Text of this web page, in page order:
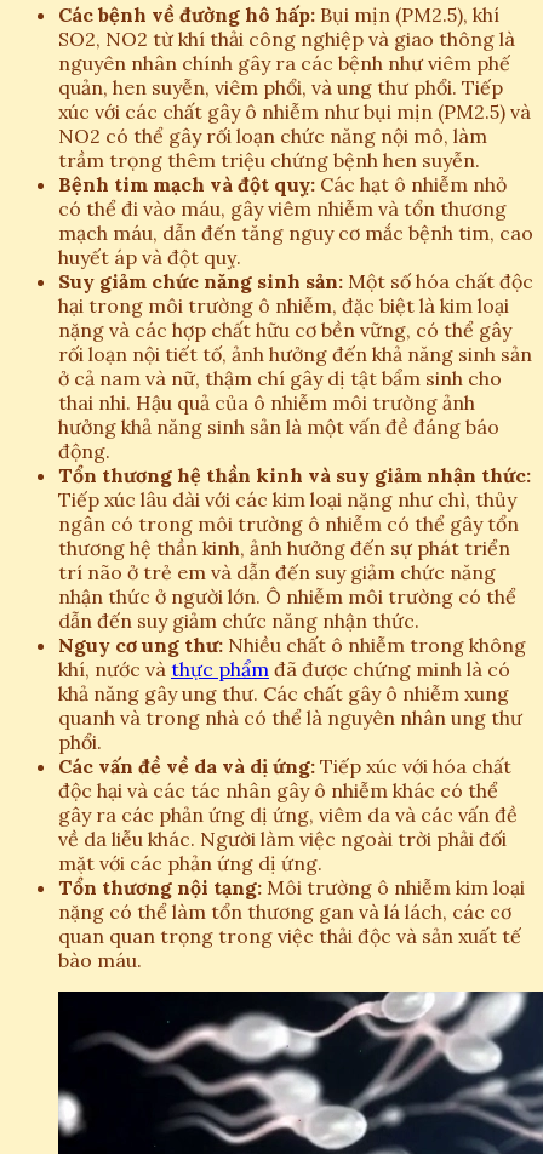
Các bệnh về đường hô hấp: Bụi mịn (PM2.5), khí
SO2, NO2 từ khí thải công nghiệp và giao thông là
nguyên nhân chính gây ra các bệnh như viêm phế
quản, hen suyễn, viêm phổi, và ung thư phổi. Tiếp
xúc với các chất gây ô nhiễm như bụi mịn (PM2.5) và
NO2 có thể gây rối loạn chức năng nội mô, làm
trầm trọng thêm triệu chứng bệnh hen suyễn.
Bệnh tim mạch và đột quỵ: Các hạt ô nhiễm nhỏ
có thể đi vào máu, gây viêm nhiễm và tổn thương
mạch máu, dẫn đến tăng nguy cơ mắc bệnh tim, cao
huyết áp và đột quỵ.
Suy giảm chức năng sinh sản: Một số hóa chất độc
hại trong môi trường ô nhiễm, đặc biệt là kim loại
nặng và các hợp chất hữu cơ bền vững, có thể gây
rối loạn nội tiết tố, ảnh hưởng đến khả năng sinh sản
ở cả nam và nữ, thậm chí gây dị tật bẩm sinh cho
thai nhi. Hậu quả của ô nhiễm môi trường ảnh
hưởng khả năng sinh sản là một vấn đề đáng báo
động.
Tổn thương hệ thần kinh và suy giảm nhận thức:
Tiếp xúc lâu dài với các kim loại nặng như chì, thủy
ngân có trong môi trường ô nhiễm có thể gây tổn
thương hệ thần kinh, ảnh hưởng đến sự phát triển
trí não ở trẻ em và dẫn đến suy giảm chức năng
nhận thức ở người lớn. Ô nhiễm môi trường có thể
dẫn đến suy giảm chức năng nhận thức.
Nguy cơ ung thư: Nhiều chất ô nhiễm trong không
khí, nước và thực phẩm đã được chứng minh là có
khả năng gây ung thư. Các chất gây ô nhiễm xung
quanh và trong nhà có thể là nguyên nhân ung thư
phổi.
Các vấn đề về da và dị ứng: Tiếp xúc với hóa chất
độc hại và các tác nhân gây ô nhiễm khác có thể
gây ra các phản ứng dị ứng, viêm da và các vấn đề
về da liễu khác. Người làm việc ngoài trời phải đối
mặt với các phản ứng dị ứng.
Tổn thương nội tạng: Môi trường ô nhiễm kim loại
nặng có thể làm tổn thương gan và lá lách, các cơ
quan quan trọng trong việc thải độc và sản xuất tế
bào máu.